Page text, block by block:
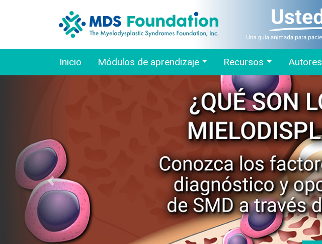
Inicio Módulos de aprendizaje Recursos Autores
Previous